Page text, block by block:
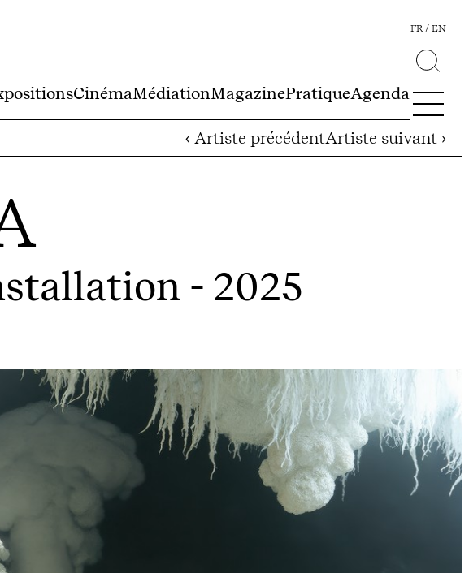
CinémaMédiationMagazinePratiqueAgenda
FR EN
‹ Artiste précédentArtiste suivant ›
- 2025